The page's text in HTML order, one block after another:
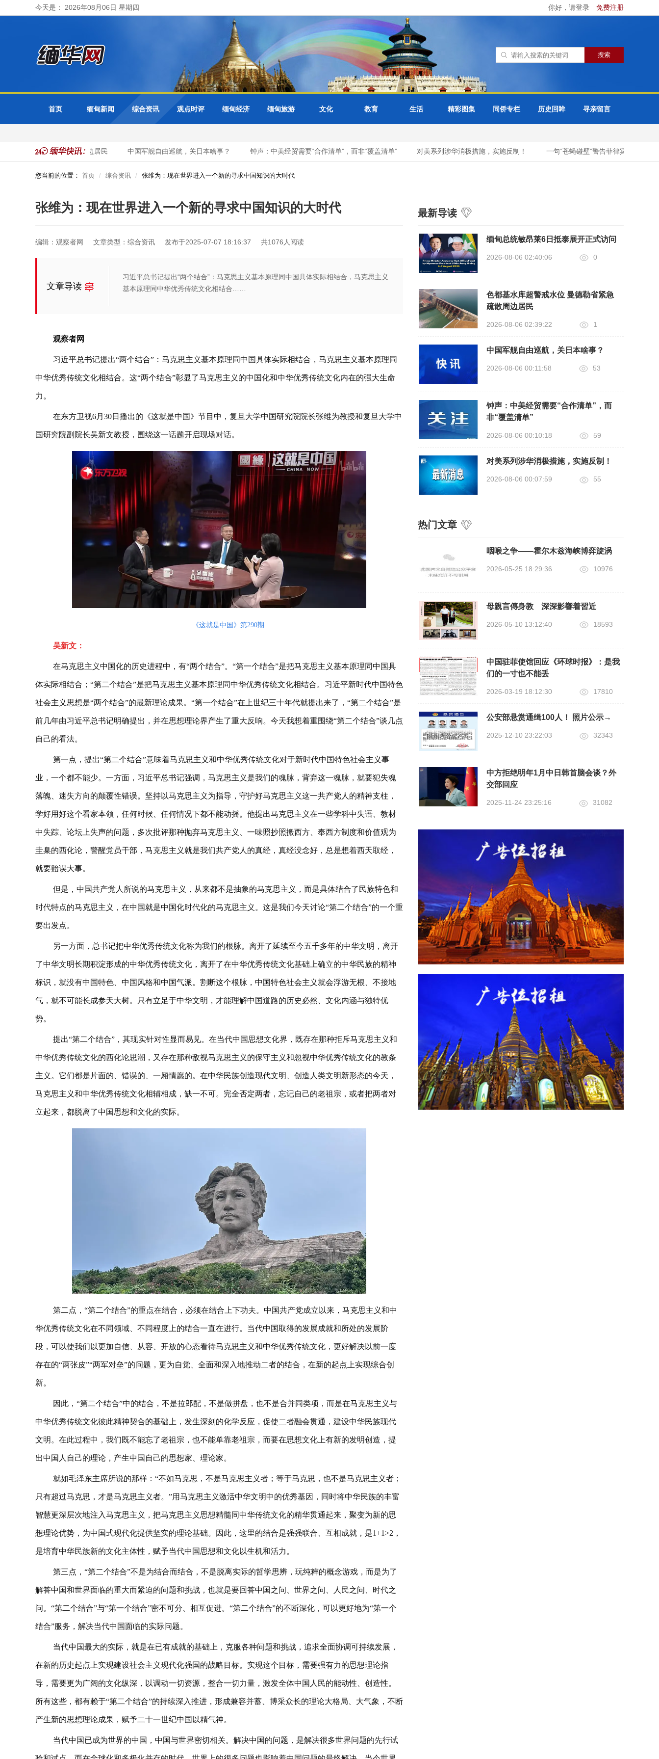
今天是： 2026年08月06日 星期四 你好，请登录 免费注册
首页 缅甸新闻 综合资讯 观点时评 缅甸经济 缅甸旅游 文化 教育 生活 精彩图集 同侨专栏 历史回眸 寻亲留言
位 曼德勒省紧急疏散周边居民 中国军舰自由巡航，关日本啥事？ 钟声：中美经贸需要“合作清单”，而非“覆盖清单” 对美系列涉华消极措施，实施反制！ 一句“苍蝇碰壁”警告菲律宾，中方连发
您当前的位置： 首页 综合资讯 张维为：现在世界进入一个新的寻求中国知识的大时代
张维为：现在世界进入一个新的寻求中国知识的大时代
编辑：观察者网 文章类型：综合资讯 发布于2025-07-07 18:16:37 共1076人阅读
文章导读
习近平总书记提出“两个结合”：马克思主义基本原理同中国具体实际相结合，马克思主义
基本原理同中华优秀传统文化相结合……
观察者网
习近平总书记提出“两个结合”：马克思主义基本原理同中国具体实际相结合，马克思主义基本原理同
中华优秀传统文化相结合。这“两个结合”彰显了马克思主义的中国化和中华优秀传统文化内在的强大生命
力。
在东方卫视6月30日播出的《这就是中国》节目中，复旦大学中国研究院院长张维为教授和复旦大学中
国研究院副院长吴新文教授，围绕这一话题开启现场对话。
《这就是中国》第290期
吴新文：
在马克思主义中国化的历史进程中，有“两个结合”。“第一个结合”是把马克思主义基本原理同中国具
体实际相结合；“第二个结合”是把马克思主义基本原理同中华优秀传统文化相结合。习近平新时代中国特色
社会主义思想是“两个结合”的最新理论成果。“第一个结合”在上世纪三十年代就提出来了，“第二个结合”是
前几年由习近平总书记明确提出，并在思想理论界产生了重大反响。今天我想着重围绕“第二个结合”谈几点
自己的看法。
第一点，提出“第二个结合”意味着马克思主义和中华优秀传统文化对于新时代中国特色社会主义事
业，一个都不能少。一方面，习近平总书记强调，马克思主义是我们的魂脉，背弃这一魂脉，就要犯失魂
落魄、迷失方向的颠覆性错误。坚持以马克思主义为指导，守护好马克思主义这一共产党人的精神支柱，
学好用好这个看家本领，任何时候、任何情况下都不能动摇。他提出马克思主义在一些学科中失语、教材
中失踪、论坛上失声的问题，多次批评那种抛弃马克思主义、一味照抄照搬西方、奉西方制度和价值观为
圭臬的西化论，警醒党员干部，马克思主义就是我们共产党人的真经，真经没念好，总是想着西天取经，
就要贻误大事。
但是，中国共产党人所说的马克思主义，从来都不是抽象的马克思主义，而是具体结合了民族特色和
时代特点的马克思主义，在中国就是中国化时代化的马克思主义。这是我们今天讨论“第二个结合”的一个重
要出发点。
另一方面，总书记把中华优秀传统文化称为我们的根脉。离开了延续至今五千多年的中华文明，离开
了中华文明长期积淀形成的中华优秀传统文化，离开了在中华优秀传统文化基础上确立的中华民族的精神
标识，就没有中国特色、中国风格和中国气派。割断这个根脉，中国特色社会主义就会浮游无根、不接地
气，就不可能长成参天大树。只有立足于中华文明，才能理解中国道路的历史必然、文化内涵与独特优
势。
提出“第二个结合”，其现实针对性显而易见。在当代中国思想文化界，既存在那种拒斥马克思主义和
中华优秀传统文化的西化论思潮，又存在那种敌视马克思主义的保守主义和忽视中华优秀传统文化的教条
主义。它们都是片面的、错误的、一厢情愿的。在中华民族创造现代文明、创造人类文明新形态的今天，
马克思主义和中华优秀传统文化相辅相成，缺一不可。完全否定两者，忘记自己的老祖宗，或者把两者对
立起来，都脱离了中国思想和文化的实际。
第二点，“第二个结合”的重点在结合，必须在结合上下功夫。中国共产党成立以来，马克思主义和中
华优秀传统文化在不同领域、不同程度上的结合一直在进行。当代中国取得的发展成就和所处的发展阶
段，可以使我们以更加自信、从容、开放的心态看待马克思主义和中华优秀传统文化，更好解决以前一度
存在的“两张皮”“两军对垒”的问题，更为自觉、全面和深入地推动二者的结合，在新的起点上实现综合创
新。
因此，“第二个结合”中的结合，不是拉郎配，不是做拼盘，也不是合并同类项，而是在马克思主义与
中华优秀传统文化彼此精神契合的基础上，发生深刻的化学反应，促使二者融会贯通，建设中华民族现代
文明。在此过程中，我们既不能忘了老祖宗，也不能单靠老祖宗，而要在思想文化上有新的发明创造，提
出中国人自己的理论，产生中国自己的思想家、理论家。
就如毛泽东主席所说的那样：“不如马克思，不是马克思主义者；等于马克思，也不是马克思主义者；
只有超过马克思，才是马克思主义者。”用马克思主义激活中华文明中的优秀基因，同时将中华民族的丰富
智慧更深层次地注入马克思主义，把马克思主义思想精髓同中华传统文化的精华贯通起来，聚变为新的思
想理论优势，为中国式现代化提供坚实的理论基础。因此，这里的结合是强强联合、互相成就，是1+1>2，
是培育中华民族新的文化主体性，赋予当代中国思想和文化以生机和活力。
第三点，“第二个结合”不是为结合而结合，不是脱离实际的哲学思辨，玩纯粹的概念游戏，而是为了
解答中国和世界面临的重大而紧迫的问题和挑战，也就是要回答中国之问、世界之问、人民之问、时代之
问。“第二个结合”与“第一个结合”密不可分、相互促进。“第二个结合”的不断深化，可以更好地为“第一个
结合”服务，解决当代中国面临的实际问题。
当代中国最大的实际，就是在已有成就的基础上，克服各种问题和挑战，追求全面协调可持续发展，
在新的历史起点上实现建设社会主义现代化强国的战略目标。实现这个目标，需要强有力的思想理论指
导，需要更为广阔的文化纵深，以调动一切资源，整合一切力量，激发全体中国人民的能动性、创造性。
所有这些，都有赖于“第二个结合”的持续深入推进，形成兼容并蓄、博采众长的理论大格局、大气象，不断
产生新的思想理论成果，赋予二十一世纪中国以精气神。
当代中国已成为世界的中国，中国与世界密切相关。解决中国的问题，是解决很多世界问题的先行试
最新导读
缅甸总统敏昂莱6日抵泰展开正式访问
2026-08-06 02:40:06 0
色都基水库超警戒水位 曼德勒省紧急
疏散周边居民
2026-08-06 02:39:22 1
中国军舰自由巡航，关日本啥事？
2026-08-06 00:11:58 53
钟声：中美经贸需要“合作清单”，而
非“覆盖清单”
2026-08-06 00:10:18 59
对美系列涉华消极措施，实施反制！
2026-08-06 00:07:59 55
热门文章
咽喉之争——霍尔木兹海峡博弈旋涡
2026-05-25 18:29:36 10976
母親言傳身教 深深影響着習近
2026-05-10 13:12:40 18593
中国驻菲使馆回应《环球时报》：是我
们的一寸也不能丢
2026-03-19 18:12:30 17810
公安部悬赏通缉100人！ 照片公示→
2025-12-10 23:22:03 32343
中方拒绝明年1月中日韩首脑会谈？外
交部回应
2025-11-24 23:25:16 31082